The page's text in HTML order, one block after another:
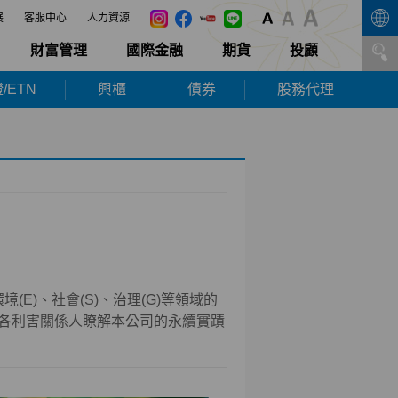
客服中心 人力資源
財富管理 國際金融 期貨 投顧
ETN 興櫃 債券 股務代理
(E)、社會(S)、治理(G)等領域的
利害關係人瞭解本公司的永續實蹟